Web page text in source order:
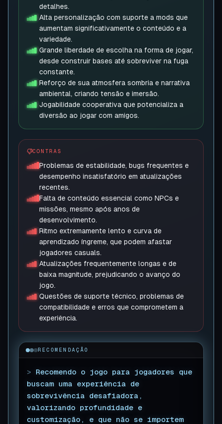
detalhes.
Alta personalização com suporte a mods que
aumentam significativamente o conteúdo e a
variedade.
Grande liberdade de escolha na forma de jogar,
desde construir bases até sobreviver na fuga
constante.
Reforço de sua atmosfera sombria e narrativa
ambiental, criando tensão e imersão.
Jogabilidade cooperativa que potencializa a
diversão ao jogar com amigos.
CONTRAS
Problemas de estabilidade, bugs frequentes e
desempenho insatisfatório em atualizações
recentes.
Falta de conteúdo essencial como NPCs e
missões, mesmo após anos de
desenvolvimento.
Ritmo extremamente lento e curva de
aprendizado íngreme, que podem afastar
jogadores casuals.
Atualizações frequentemente longas e de
baixa magnitude, prejudicando o avanço do
jogo.
Questões de suporte técnico, problemas de
compatibilidade e erros que comprometem a
experiência.
RECOMENDAÇÃO
> Recomendo o jogo para jogadores que
buscam uma experiência de
sobrevivência desafiadora,
valorizando profundidade e
customização, e que não se importem